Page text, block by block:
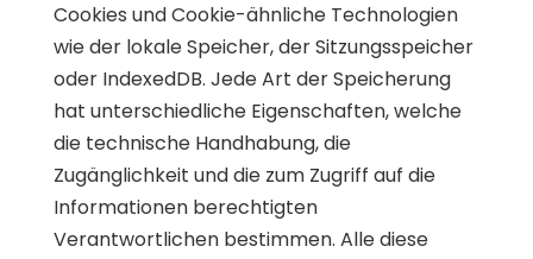
Cookies und Cookie-ähnliche Technologien
wie der lokale Speicher, der Sitzungsspeicher
oder IndexedDB. Jede Art der Speicherung
hat unterschiedliche Eigenschaften, welche
die technische Handhabung, die
Zugänglichkeit und die zum Zugriff auf die
Informationen berechtigten
Verantwortlichen bestimmen. Alle diese